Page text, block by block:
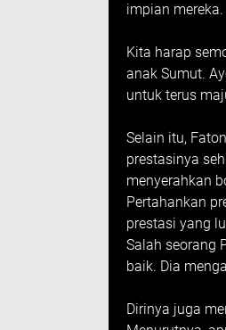
impian mereka.
Kita harap
anak Sumut.
untuk terus
Selain itu,
prestasinya
menyerahkan
Pertahankan
prestasi yang
Salah seorang
baik. Dia
Dirinya juga